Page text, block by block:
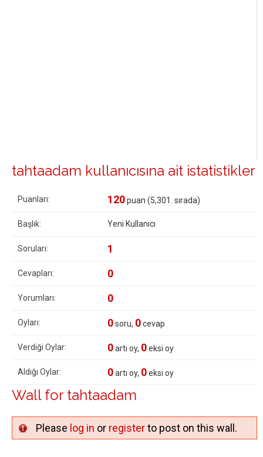
tahtaadam kullanıcısına ait istatistikler
Puanları: 120puan (5,301 . sırada)
Başlık: Yeni Kullanıcı
Soruları: 1
Cevapları: 0
Yorumları: 0
Oyları: 0soru, 0cevap
Verdiği Oylar: 0artı oy, 0eksi oy
Aldığı Oylar: 0artı oy, 0eksi oy
Wall for tahtaadam
Please log in or registerto post on this wall.